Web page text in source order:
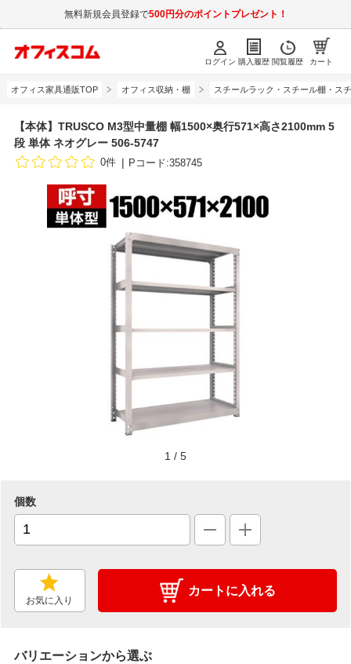
無料新規会員登録で500円分のポイントプレゼント！
ログイン 購入履歴 閲覧履歴 カート
オフィス家具通販TOP オフィス収納・棚 スチールラック・スチール棚・ス
【本体】TRUSCO M3型中量棚 幅1500×奥行571×高さ2100mm 5
段 単体 ネオグレー 506-5747
0件 Pコード:358745
1 / 5
個数
お気に入り
カートに入れる
バリエーションから選ぶ